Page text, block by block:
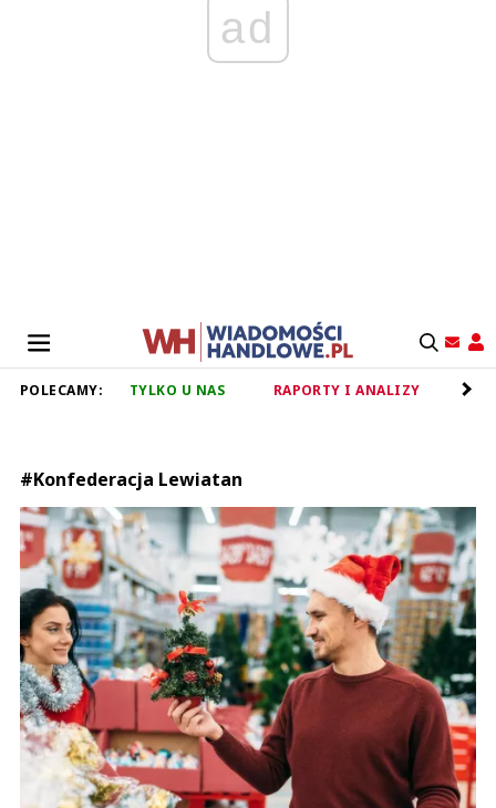
ad
POLECAMY: TYLKO U NAS RAPORTY I ANALIZY
#Konfederacja Lewiatan